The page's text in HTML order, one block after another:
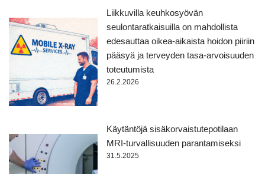
Liikkuvilla keuhkosyövän
seulontaratkaisuilla on mahdollista
edesauttaa oikea-aikaista hoidon piiriin
pääsyä ja terveyden tasa-arvoisuuden
toteutumista
26.2.2026
Käytäntöjä sisäkorvaistutepotilaan
MRI-turvallisuuden parantamiseksi
31.5.2025